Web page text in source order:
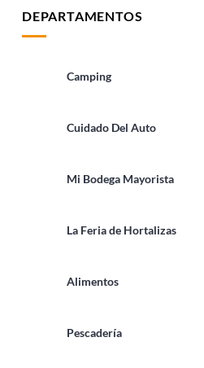
DEPARTAMENTOS
Camping
Cuidado Del Auto
Mi Bodega Mayorista
La Feria de Hortalizas
Alimentos
Pescadería